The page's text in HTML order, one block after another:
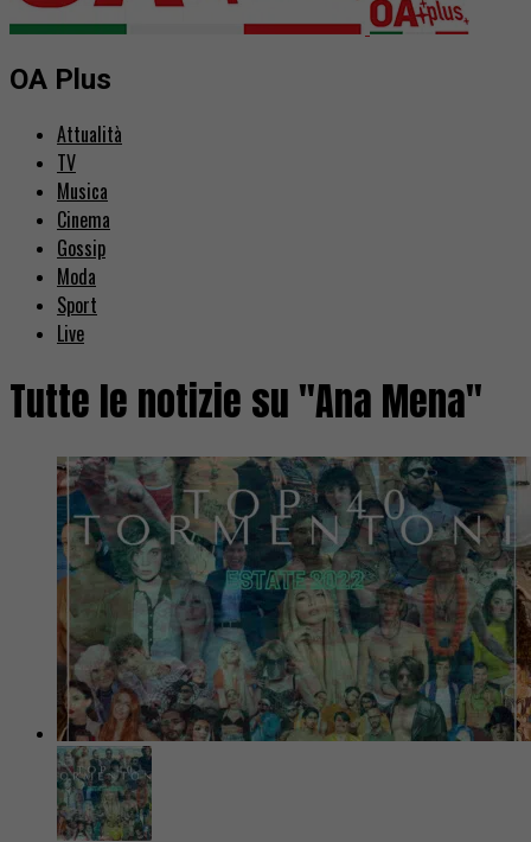
OA Plus
Attualità
TV
Musica
Cinema
Gossip
Moda
Sport
Live
Tutte le notizie su "Ana Mena"